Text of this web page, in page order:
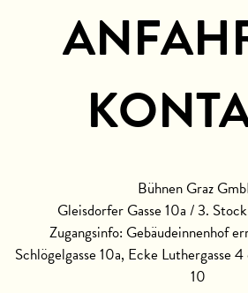
Bühnen Graz
Gleisdorfer Gasse 10a / 3.
Zugangsinfo: Gebäudeinnenhof
Schlögelgasse 10a, Ecke Luthergasse
10